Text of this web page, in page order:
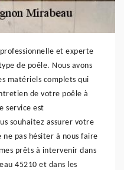
et experte
de poêle. Nous avons
matériels complets qui
de votre poêle à
service est
souhaitez assurer votre
pas hésiter à nous faire
prêts à intervenir dans
45210 et dans les